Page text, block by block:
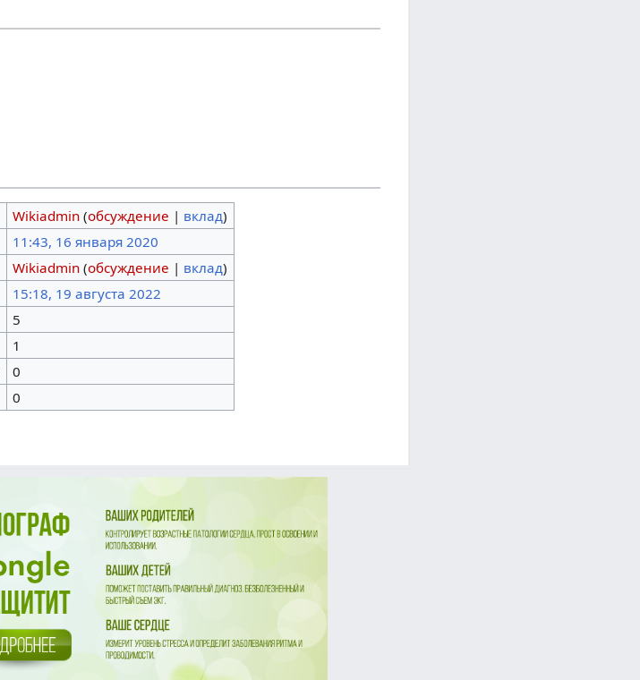
Wikiadmin (обсуждение | вклад)
11:43, 16 января 2020
Wikiadmin (обсуждение | вклад)
15:18, 19 августа 2022
5
1
0
0